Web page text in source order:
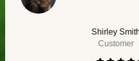
Shirley
Customer